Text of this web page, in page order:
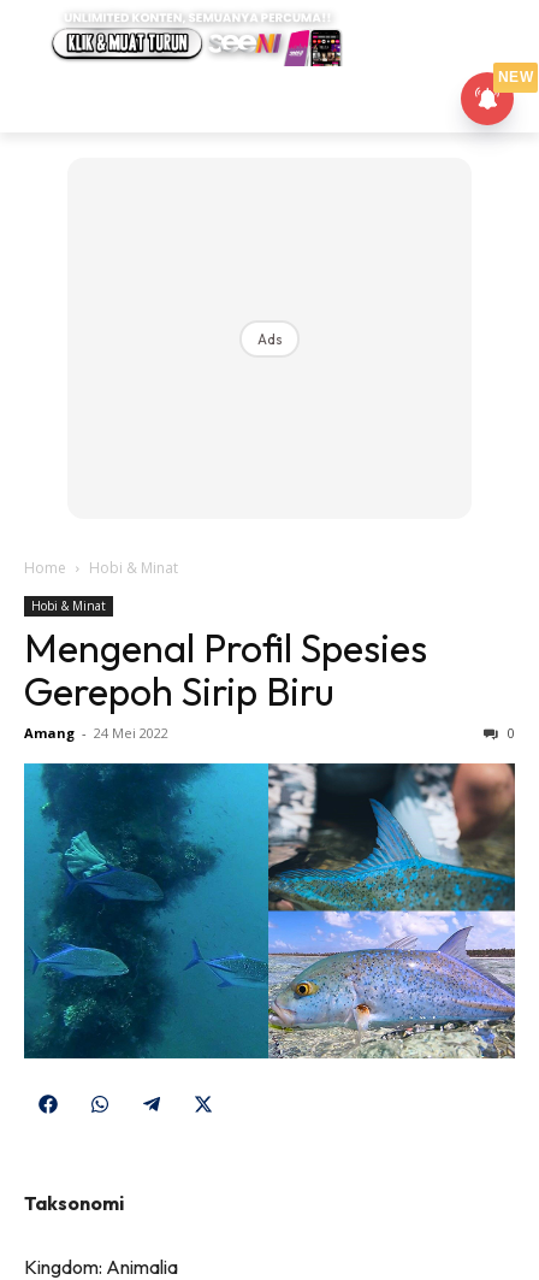
Ads
Home Hobi & Minat
Hobi & Minat
Mengenal Profil Spesies
Gerepoh Sirip Biru
Amang - 24 Mei 2022 0
Share
Share
Share
Taksonomi
Kingdom: Animalia
NEW